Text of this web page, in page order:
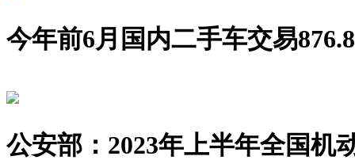
今年前6月国内二手车交易
公安部：2023年上半年全国机